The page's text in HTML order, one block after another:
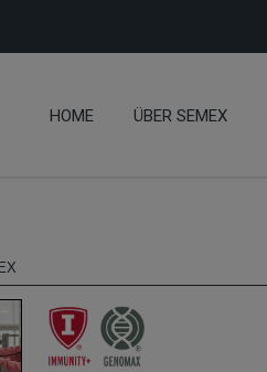
HOME ÜBER SEMEX